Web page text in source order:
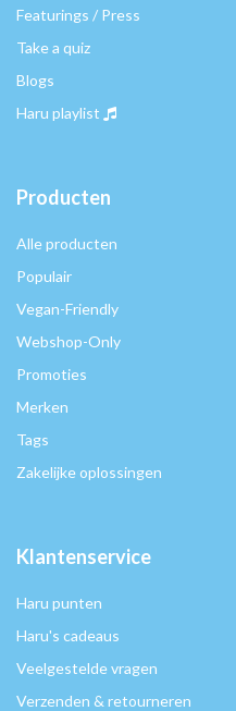
Featurings / Press
Take a quiz
Blogs
Haru playlist
Producten
Alle producten
Populair
Vegan-Friendly
Webshop-Only
Promoties
Merken
Tags
Zakelijke oplossingen
Klantenservice
Haru punten
Haru's cadeaus
Veelgestelde vragen
Verzenden & retourneren